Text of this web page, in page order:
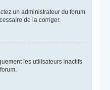
un administrateur du forum
de la corriger.
les utilisateurs inactifs